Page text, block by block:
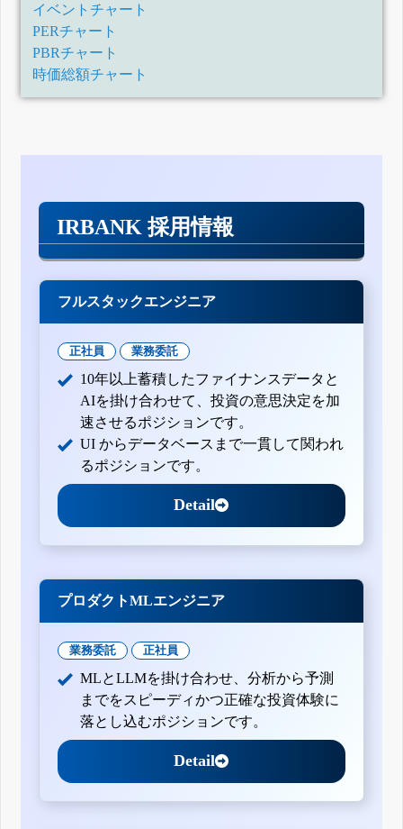
イベントチャート
PERチャート
PBRチャート
時価総額チャート
IRBANK 採用情報
フルスタックエンジニア
正社員 業務委託
10年以上蓄積したファイナンスデータと
AIを掛け合わせて、投資の意思決定を加
速させるポジションです。
UI からデータベースまで一貫して関われ
るポジションです。
Detail
プロダクトMLエンジニア
業務委託 正社員
MLとLLMを掛け合わせ、分析から予測
までをスピーディかつ正確な投資体験に
落とし込むポジションです。
Detail